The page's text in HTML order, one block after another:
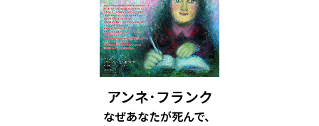
アンネ･フランク​
なぜあなたが死んで、